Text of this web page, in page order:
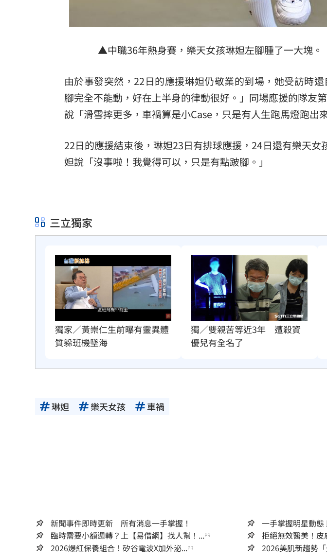
▲中職36年熱身賽，樂天女孩琳妲左腳腫了一大塊。
由於事發突然，22日的應援琳妲仍敬業的到場，她受訪時
腳完全不能動，好在上半身的律動很好。」同場應援的隊友
說「滑雪摔更多，車禍算是小Case，只是有人生跑馬燈跑出來
22日的應援結束後，琳妲23日有排球應援，24日還有樂天
妲說「沒事啦！我覺得可以，只是有點跛腳。」
三立獨家
獨家／黃崇仁生前曝有靈異體
質躲班機墜海
獨／雙親苦等近3年　遭殺資
優兒有全名了
琳妲 樂天女孩 車禍
新聞事件即時更新 所有消息一手掌握！
臨時需要小額週轉？上【易借網】找人幫！...PR 拒絕無效醫美！
2026爆紅保養組合！矽谷電波X加外泌...PR 2026美肌新趨勢